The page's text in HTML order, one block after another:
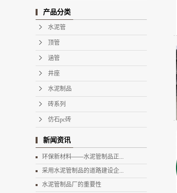
产品分类
水泥管
顶管
涵管
井座
水泥制品
砖系列
仿石pc砖
新闻资讯
环保新材料——水泥管制品正...
采用水泥管制品的道路建设企...
水泥管制品厂的重要性